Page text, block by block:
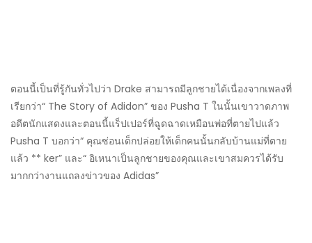
ตอนนี้เป็นที่รู้กันทั่วไปว่า Drake สามารถมีลูกชายได้เนื่องจากเพลงที่
เรียกว่า“ The Story of Adidon” ของ Pusha T ในนั้นเขาวาดภาพ
อดีตนักแสดงและตอนนี้แร็ปเปอร์ที่ฉูดฉาดเหมือนพ่อที่ตายไปแล้ว
Pusha T บอกว่า“ คุณซ่อนเด็กปล่อยให้เด็กคนนั้นกลับบ้านแม่ที่ตาย
แล้ว ** ker” และ“ อิเหนาเป็นลูกชายของคุณและเขาสมควรได้รับ
มากกว่างานแถลงข่าวของ Adidas”